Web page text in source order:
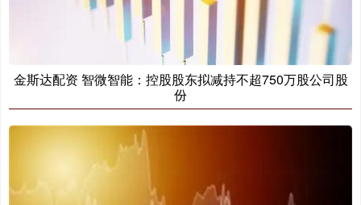
金斯达配资 智微智能：控股股东拟减持不超750万股公司股
份